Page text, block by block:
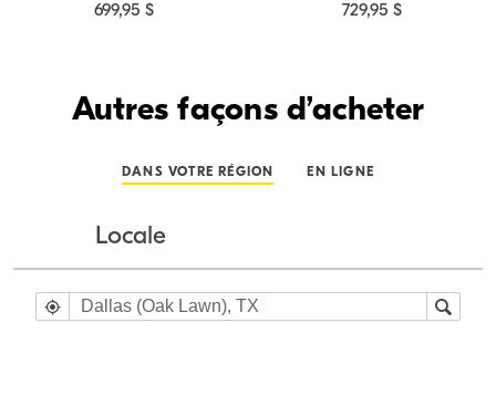
699,95 $
729,95 $
Autres façons d’acheter
DANS VOTRE RÉGION EN LIGNE
Locale